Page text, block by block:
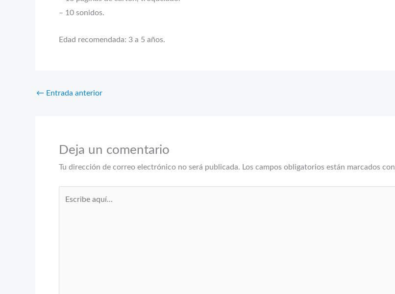
– 10 sonidos.
Edad recomendada: 3 a 5 años.
← Entrada anterior
Deja un comentario
Tu dirección de correo electrónico no será publicada. Los campos obligatorios están marcados con